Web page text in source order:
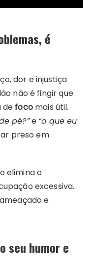
é
dor e injustiça
não é fingir que
de focomais útil.
pé?”e “o que eu
preso em
elimina o
excessiva.
e
seu humor e